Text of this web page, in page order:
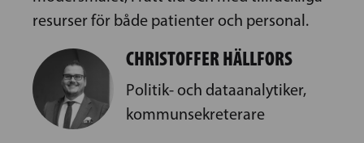
resurser för både patienter och personal.
CHRISTOFFER HÄLLFORS
Politik- och dataanalytiker,
kommunsekreterare